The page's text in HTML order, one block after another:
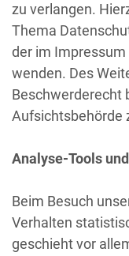
zu verlangen.
Thema
der im
wenden. Des
Beschwerderecht
Aufsichtsbehörde
Analyse-Tools
Beim Besuch
Verhalten
geschieht vor